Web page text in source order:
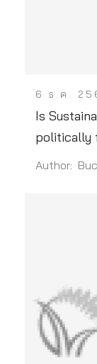
6 ธ.ค.
Is
politically
Author: